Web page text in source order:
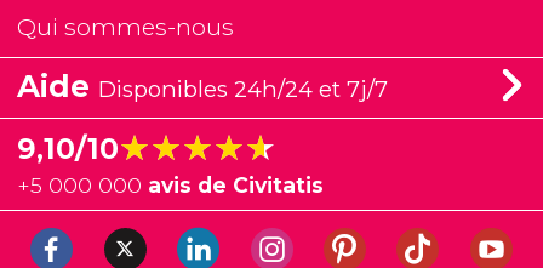
Qui sommes-nous
Aide Disponibles 24h/24 et 7j/7
9,10/10★★★★★
★★★★★
+5 000 000 avis de Civitatis